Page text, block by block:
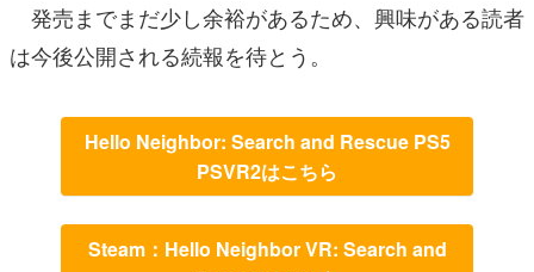
発売までまだ少し余裕があるため、興味がある読者
は今後公開される続報を待とう。
Hello Neighbor: Search and Rescue PS5
PSVR2はこちら
Steam：Hello Neighbor VR: Search and